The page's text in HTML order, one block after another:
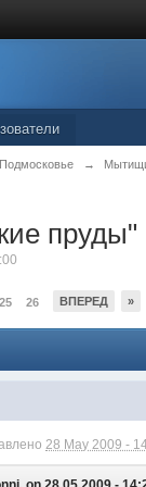
Подмосковье →
пруды"
25 26 ВПЕРЕД »
28 May 2009 -